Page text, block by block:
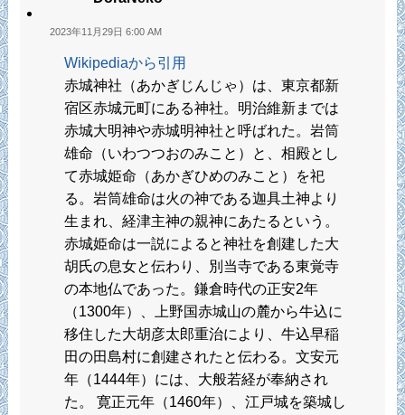
2023年11月29日 6:00 AM
Wikipediaから引用
赤城神社（あかぎじんじゃ）は、東京都新
宿区赤城元町にある神社。明治維新までは
赤城大明神や赤城明神社と呼ばれた。岩筒
雄命（いわつつおのみこと）と、相殿とし
て赤城姫命（あかぎひめのみこと）を祀
る。岩筒雄命は火の神である迦具土神より
生まれ、経津主神の親神にあたるという。
赤城姫命は一説によると神社を創建した大
胡氏の息女と伝わり、別当寺である東覚寺
の本地仏であった。鎌倉時代の正安2年
（1300年）、上野国赤城山の麓から牛込に
移住した大胡彦太郎重治により、牛込早稲
田の田島村に創建されたと伝わる。文安元
年（1444年）には、大般若経が奉納され
た。 寛正元年（1460年）、江戸城を築城し